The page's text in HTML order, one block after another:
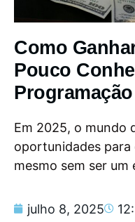
Como
Pouco
Em 2025, o mundo
oportunidades para
mesmo sem ser
julho 8, 2025